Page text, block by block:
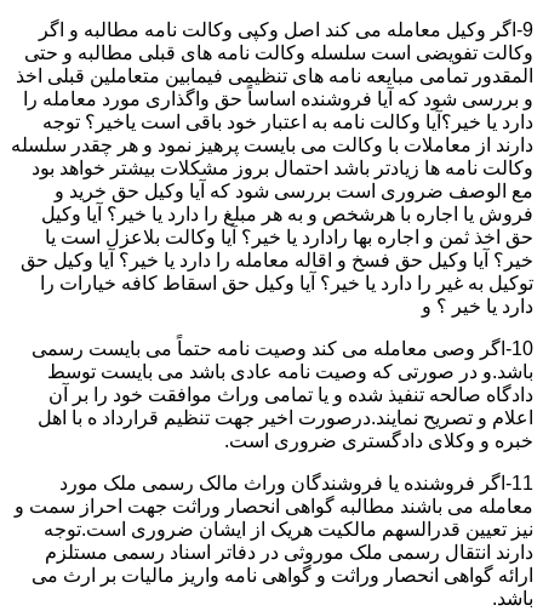
9-اگر وکیل معامله می کند اصل وکپی وکالت نامه مطالبه و اگر
وکالت تفویضی است سلسله وکالت نامه های قبلی مطالبه و حتی
المقدور تمامی مبایعه نامه های تنظیمی فیمابین متعاملین قبلی اخذ
و بررسی شود که آیا فروشنده اساساً حق واگذاری مورد معامله را
دارد یا خیر؟آیا وکالت نامه به اعتبار خود باقی است یاخیر؟ توجه
دارند از معاملات با وکالت می بایست پرهیز نمود و هر چقدر سلسله
وکالت نامه ها زیادتر باشد احتمال بروز مشکلات بیشتر خواهد بود
مع الوصف ضروری است بررسی شود که آیا وکیل حق خرید و
فروش یا اجاره با هرشخص و به هر مبلغ را دارد یا خیر؟ آیا وکیل
حق اخذ ثمن و اجاره بها رادارد یا خیر؟ آیا وکالت بلاعزل است یا
خیر؟ آیا وکیل حق فسخ و اقاله معامله را دارد یا خیر؟ آیا وکیل حق
توکیل به غیر را دارد یا خیر؟ آیا وکیل حق اسقاط کافه خیارات را
دارد یا خیر ؟ و
10-اگر وصی معامله می کند وصیت نامه حتماً می بایست رسمی
باشد.و در صورتی که وصیت نامه عادی باشد می بایست توسط
دادگاه صالحه تنفیذ شده و یا تمامی وراث موافقت خود را بر آن
اعلام و تصریح نمایند.درصورت اخیر جهت تنظیم قرارداد ه با اهل
خبره و وکلای دادگستری ضروری است.
11-اگر فروشنده یا فروشندگان وراث مالک رسمی ملک مورد
معامله می باشند مطالبه گواهی انحصار وراثت جهت احراز سمت و
نیز تعیین قدرالسهم مالکیت هریک از ایشان ضروری است.توجه
دارند انتقال رسمی ملک موروثی در دفاتر اسناد رسمی مستلزم
ارائه گواهی انحصار وراثت و گواهی نامه واریز مالیات بر ارث می
باشد.